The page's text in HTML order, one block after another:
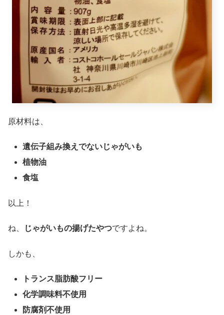
原材料は、
遺伝子組み換えでないじゃがいも
植物油
食塩
以上！
ね、 じゃがいもの揚げたやつですよね。
しかも、
トランス脂肪酸フリー
化学調味料不使用
防腐剤不使用